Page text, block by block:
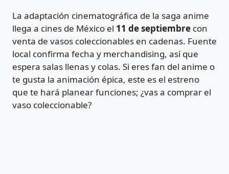
La adaptación cinematográfica de la saga anime
llega a cines de México el 11 de septiembre con
venta de vasos coleccionables en cadenas. Fuente
local confirma fecha y merchandising, así que
espera salas llenas y colas. Si eres fan del anime o
te gusta la animación épica, este es el estreno
que te hará planear funciones; ¿vas a comprar el
vaso coleccionable?